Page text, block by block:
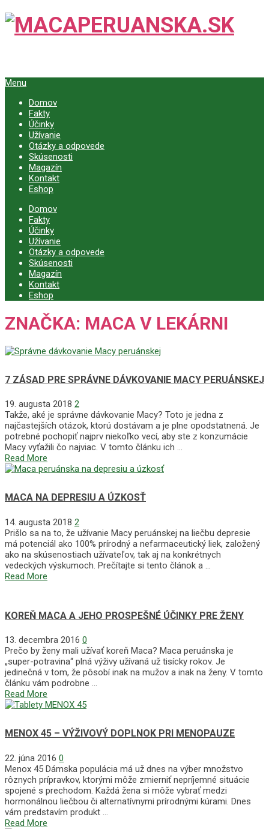
Menu
Domov
Fakty
Účinky
Užívanie
Otázky a odpovede
Skúsenosti
Magazín
Kontakt
Eshop
Domov
Fakty
Účinky
Užívanie
Otázky a odpovede
Skúsenosti
Magazín
Kontakt
Eshop
ZNAČKA: MACA V LEKÁRNI
7 ZÁSAD PRE SPRÁVNE DÁVKOVANIE MACY PERUÁNSKEJ
19. augusta 2018 2
Takže, aké je správne dávkovanie Macy? Toto je jedna z
najčastejších otázok, ktorú dostávam a je plne opodstatnená. Je
potrebné pochopiť najprv niekoľko vecí, aby ste z konzumácie
Macy vyťažili čo najviac. V tomto článku ich …
Read More
MACA NA DEPRESIU A ÚZKOSŤ
14. augusta 2018 2
Prišlo sa na to, že užívanie Macy peruánskej na liečbu depresie
má potenciál ako 100% prírodný a nefarmaceutický liek, založený
ako na skúsenostiach užívateľov, tak aj na konkrétnych
vedeckých výskumoch. Prečítajte si tento článok a …
Read More
KOREŇ MACA A JEHO PROSPEŠNÉ ÚČINKY PRE ŽENY
13. decembra 2016 0
Prečo by ženy mali užívať koreň Maca? Maca peruánska je
„super-potravina“ plná výživy užívaná už tisícky rokov. Je
jedinečná v tom, že pôsobí inak na mužov a inak na ženy. V tomto
článku vám podrobne …
Read More
MENOX 45 – VÝŽIVOVÝ DOPLNOK PRI MENOPAUZE
22. júna 2016 0
Menox 45 Dámska populácia má už dnes na výber množstvo
rôznych prípravkov, ktorými môže zmierniť nepríjemné situácie
spojené s prechodom. Každá žena si môže vybrať medzi
hormonálnou liečbou či alternatívnymi prírodnými kúrami. Dnes
vám predstavím produkt …
Read More